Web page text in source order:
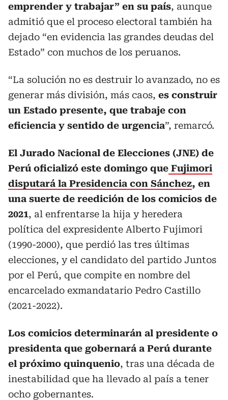
emprender y trabajar” en su país, aunque
admitió que el proceso electoral también ha
dejado “en evidencia las grandes deudas del
Estado” con muchos de los peruanos.
“La solución no es destruir lo avanzado, no es
generar más división, más caos, es construir
un Estado presente, que trabaje con
eficiencia y sentido de urgencia”, remarcó.
El Jurado Nacional de Elecciones (JNE) de
Perú oficializó este domingo que Fujimori
disputará la Presidencia con Sánchez, en
una suerte de reedición de los comicios de
2021, al enfrentarse la hija y heredera
política del expresidente Alberto Fujimori
(1990-2000), que perdió las tres últimas
elecciones, y el candidato del partido Juntos
por el Perú, que compite en nombre del
encarcelado exmandatario Pedro Castillo
(2021-2022).
Los comicios determinarán al presidente o
presidenta que gobernará a Perú durante
el próximo quinquenio, tras una década de
inestabilidad que ha llevado al país a tener
ocho gobernantes.